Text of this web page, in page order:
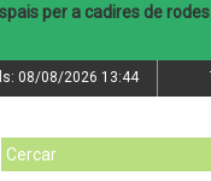
per a cadires de rodes
08/08/2026 13:44